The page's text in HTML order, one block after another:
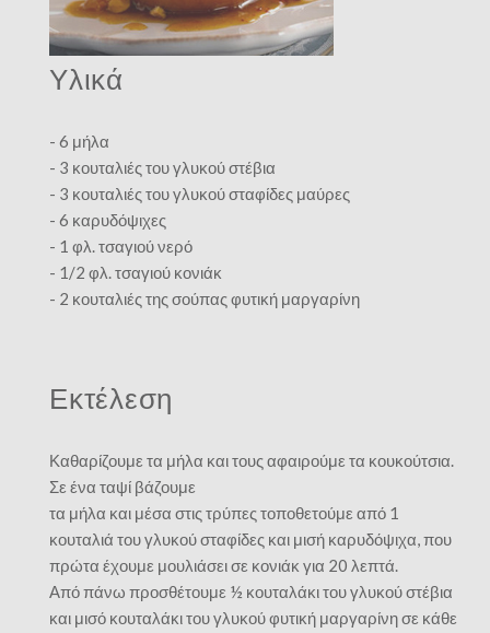
Υλικά
- 6 μήλα
- 3 κουταλιές του γλυκού στέβια
- 3 κουταλιές του γλυκού σταφίδες μαύρες
- 6 καρυδόψιχες
- 1 φλ. τσαγιού νερό
- 1/2 φλ. τσαγιού κονιάκ
- 2 κουταλιές της σούπας φυτική μαργαρίνη
Εκτέλεση
Καθαρίζουμε τα μήλα και τους αφαιρούμε τα κουκούτσια.
Σε ένα ταψί βάζουμε
τα μήλα και μέσα στις τρύπες τοποθετούμε από 1
κουταλιά του γλυκού σταφίδες και μισή καρυδόψιχα, που
πρώτα έχουμε μουλιάσει σε κονιάκ για 20 λεπτά.
Από πάνω προσθέτουμε ½ κουταλάκι του γλυκού στέβια
και μισό κουταλάκι του γλυκού φυτική μαργαρίνη σε κάθε